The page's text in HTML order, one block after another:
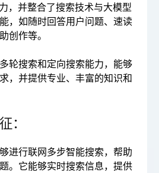
，并整合了搜索技术与大模型
，如随时回答用户问题、速读
创作等。
轮搜索和定向搜索能力，能够
，并提供专业、丰富的知识和
：
进行联网多步智能搜索，帮助
。它能够实时搜索信息，提供